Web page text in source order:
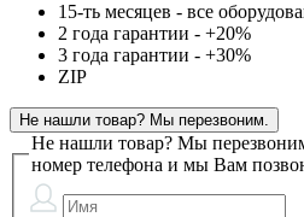
15-ть месяцев - все
2 года гарантии - +20%
3 года гарантии - +30%
ZIP
Не нашли товар? Мы перезвоним.
Не нашли товар? Мы
номер телефона и мы Вам